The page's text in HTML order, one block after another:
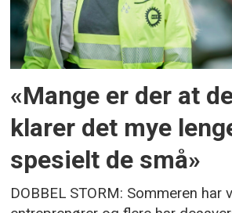
«Mange er der at
klarer det mye
spesielt de små»
DOBBEL STORM: Sommeren